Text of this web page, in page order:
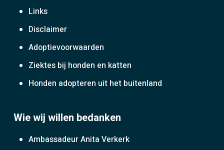
Links
Disclaimer
Adoptievoorwaarden
Ziektes bij honden en katten
Honden adopteren uit het buitenland
Wie wij willen bedanken
Ambassadeur Anita Verkerk